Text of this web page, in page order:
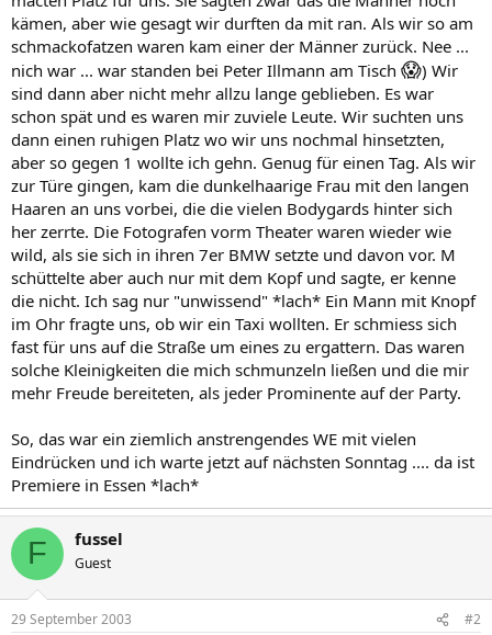
kämen, aber wie gesagt wir durften da mit ran. Als wir so am
schmackofatzen waren kam einer der Männer zurück. Nee ...
nich war ... war standen bei Peter Illmann am Tisch 😱) Wir
sind dann aber nicht mehr allzu lange geblieben. Es war
schon spät und es waren mir zuviele Leute. Wir suchten uns
dann einen ruhigen Platz wo wir uns nochmal hinsetzten,
aber so gegen 1 wollte ich gehn. Genug für einen Tag. Als wir
zur Türe gingen, kam die dunkelhaarige Frau mit den langen
Haaren an uns vorbei, die die vielen Bodygards hinter sich
her zerrte. Die Fotografen vorm Theater waren wieder wie
wild, als sie sich in ihren 7er BMW setzte und davon vor. M
schüttelte aber auch nur mit dem Kopf und sagte, er kenne
die nicht. Ich sag nur "unwissend" *lach* Ein Mann mit Knopf
im Ohr fragte uns, ob wir ein Taxi wollten. Er schmiess sich
fast für uns auf die Straße um eines zu ergattern. Das waren
solche Kleinigkeiten die mich schmunzeln ließen und die mir
mehr Freude bereiteten, als jeder Prominente auf der Party.
So, das war ein ziemlich anstrengendes WE mit vielen
Eindrücken und ich warte jetzt auf nächsten Sonntag .... da ist
Premiere in Essen *lach*
F fussel
Guest
29 September 2003 #2